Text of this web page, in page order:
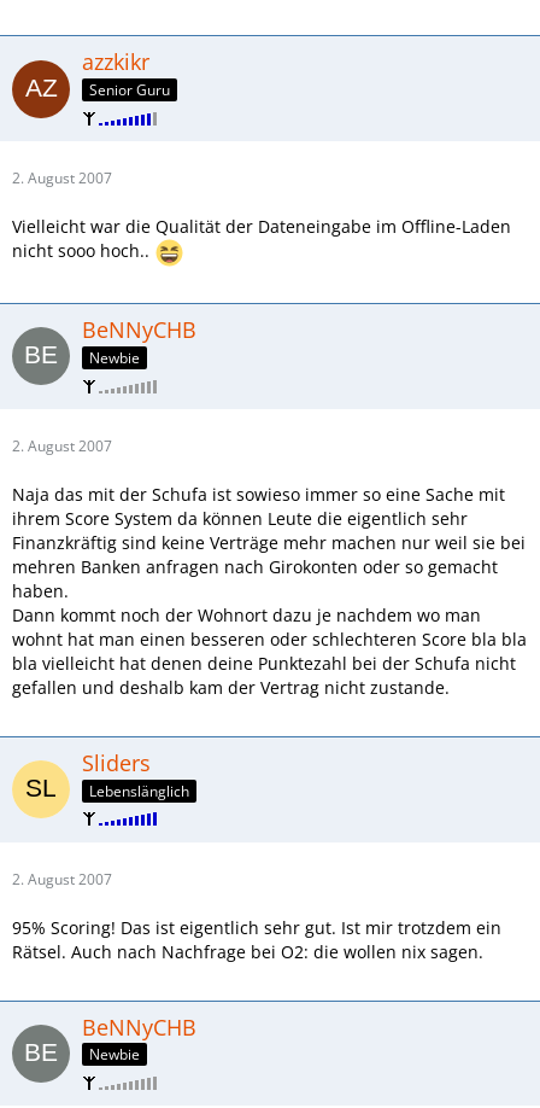
azzkikr
Senior Guru
2. August 2007
Vielleicht war die Qualität der Dateneingabe im Offline-Laden
nicht sooo hoch..
BeNNyCHB
Newbie
2. August 2007
Naja das mit der Schufa ist sowieso immer so eine Sache mit
ihrem Score System da können Leute die eigentlich sehr
Finanzkräftig sind keine Verträge mehr machen nur weil sie bei
mehren Banken anfragen nach Girokonten oder so gemacht
haben.
Dann kommt noch der Wohnort dazu je nachdem wo man
wohnt hat man einen besseren oder schlechteren Score bla bla
bla vielleicht hat denen deine Punktezahl bei der Schufa nicht
gefallen und deshalb kam der Vertrag nicht zustande.
Sliders
Lebenslänglich
2. August 2007
95% Scoring! Das ist eigentlich sehr gut. Ist mir trotzdem ein
Rätsel. Auch nach Nachfrage bei O2: die wollen nix sagen.
BeNNyCHB
Newbie